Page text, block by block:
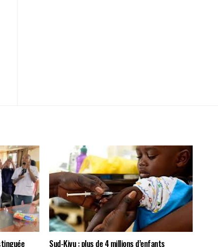
Sud-Kivu : plus de 4 millions d’enfants